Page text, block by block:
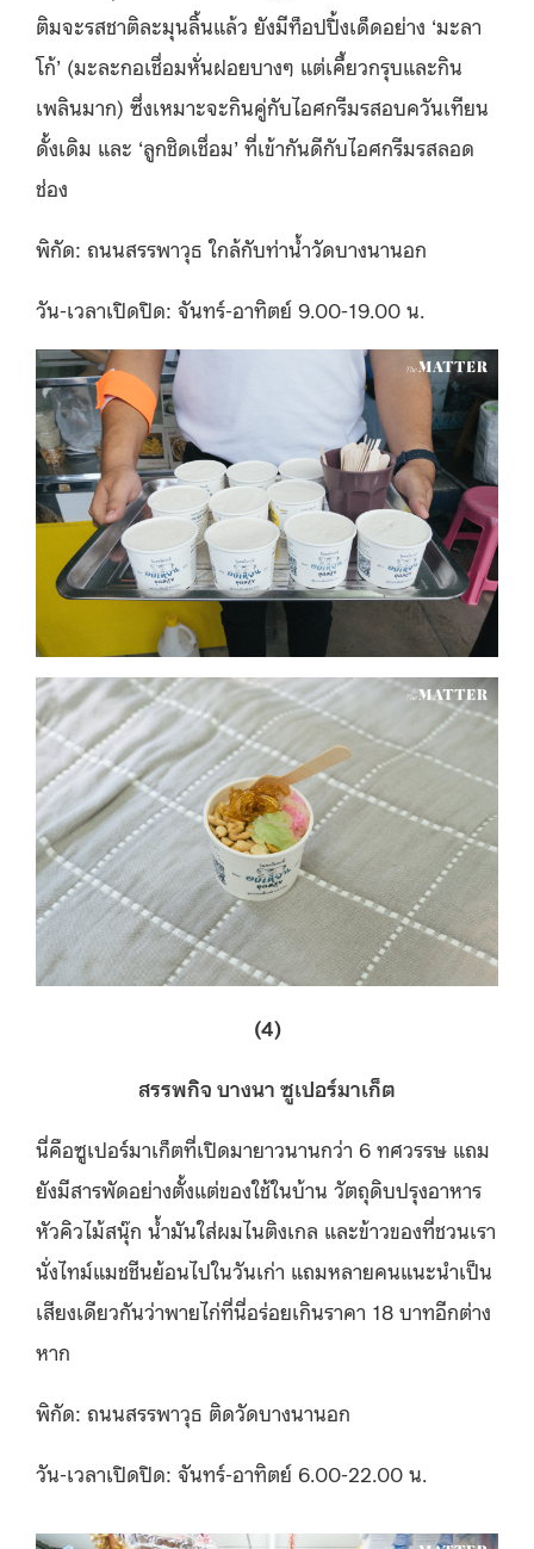
ติมจะรสชาติละมุนลิ้นแล้ว ยังมีท็อปปิ้งเด็ดอย่าง ‘มะลา
โก้’ (มะละกอเชื่อมหั่นฝอยบางๆ แต่เคี้ยวกรุบและกิน
เพลินมาก) ซึ่งเหมาะจะกินคู่กับไอศกรีมรสอบควันเทียน
ดั้งเดิม และ ‘ลูกชิดเชื่อม’ ที่เข้ากันดีกับไอศกรีมรสลอด
ช่อง
พิกัด: ถนนสรรพาวุธ ใกล้กับท่าน้ำวัดบางนานอก
วัน-เวลาเปิดปิด: จันทร์-อาทิตย์ 9.00-19.00 น.
(4)
สรรพกิจ บางนา ซูเปอร์มาเก็ต
นี่คือซูเปอร์มาเก็ตที่เปิดมายาวนานกว่า 6 ทศวรรษ แถม
ยังมีสารพัดอย่างตั้งแต่ของใช้ในบ้าน วัตถุดิบปรุงอาหาร
หัวคิวไม้สนุ๊ก น้ำมันใส่ผมไนติงเกล และข้าวของที่ชวนเรา
นั่งไทม์แมชชีนย้อนไปในวันเก่า แถมหลายคนแนะนำเป็น
เสียงเดียวกันว่าพายไก่ที่นี่อร่อยเกินราคา 18 บาทอีกต่าง
หาก
พิกัด: ถนนสรรพาวุธ ติดวัดบางนานอก
วัน-เวลาเปิดปิด: จันทร์-อาทิตย์ 6.00-22.00 น.